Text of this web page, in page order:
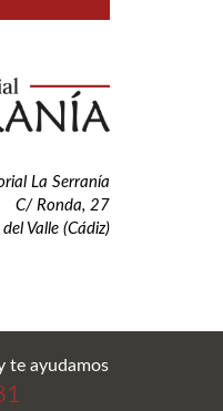
La Serranía
C/ Ronda, 27
Valle (Cádiz)
te ayudamos